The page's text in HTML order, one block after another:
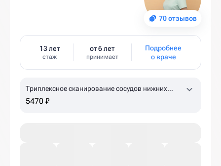
70 отзывов
13 лет
стаж
от 6 лет
принимает
Подробнее
о враче
Триплексное сканирование сосудов нижних
конечностей
5470 ₽